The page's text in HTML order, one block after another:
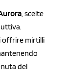
, scelte
offrire mirtilli
del